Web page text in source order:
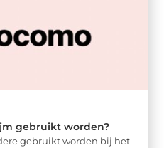
gebruikt worden?
gebruikt worden bij het